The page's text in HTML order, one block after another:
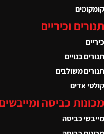
וכיריים
בנויים
משולבים
אדים
כביסה ומייבשים
כביסה